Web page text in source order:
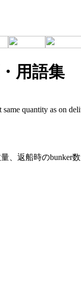
用語集
same quantity as on
、返船時のbunker